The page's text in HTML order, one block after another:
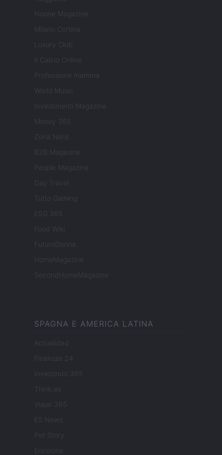
Nonne Magazine
Milano Cortina
Luxury Club
Il Calcio Online
Professione mamma
World Music
Investimenti Magazine
Money 365
Zona Nerd
B2B Magazine
People Magazine
Day Travel
Tutto Gaming
ESG 365
Food Wiki
FuturoDonna
HomeMagazine
SecondHomeMagazine
SPAGNA E AMERICA LATINA
Actualidad
Finanzas 24
Investindo 365
Think.es
Viajar 365
ES Newz
Pet Story
Encocina